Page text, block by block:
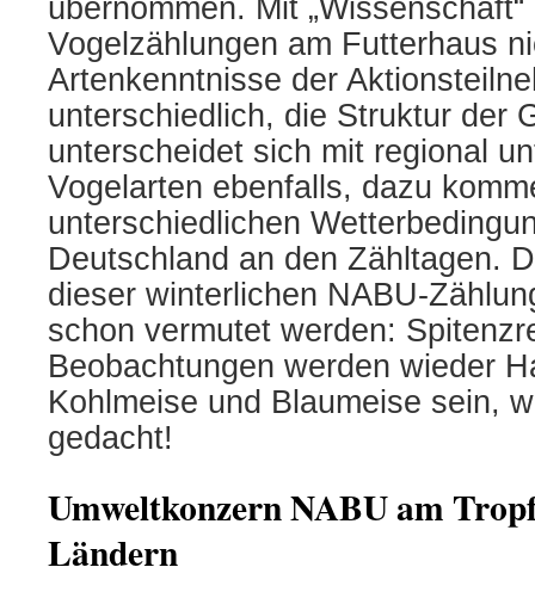
übernommen. Mit
Vogelzählungen am Futterhaus
Artenkenntnisse der
unterschiedlich, die Struktur der
unterscheidet sich mit regional
Vogelarten ebenfalls, dazu
unterschiedlichen
Deutschland an den Zähltagen.
dieser winterlichen NABU-
schon vermutet werden:
Beobachtungen werden wieder
Kohlmeise und Blaumeise sein,
gedacht!
Umweltkonzern NABU am
Ländern